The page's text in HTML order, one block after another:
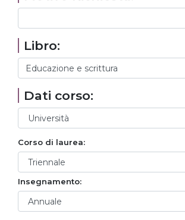
Libro:
Dati corso:
Corso di laurea:
Insegnamento: